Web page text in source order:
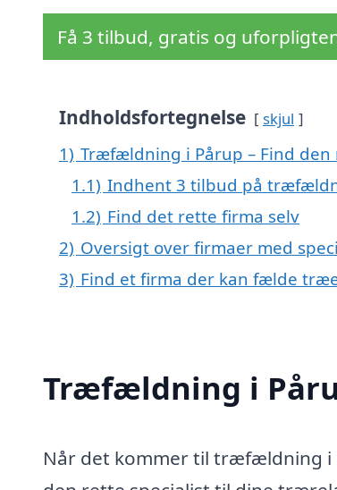
Få 3 tilbud, gratis og
Indholdsfortegnelse skjul
1) Træfældning i Pårup – Find den
1.1) Indhent 3 tilbud på
1.2) Find det rette firma selv
2) Oversigt over firmaer med
3) Find et firma der kan fælde
Træfældning i
Når det kommer til træfældning